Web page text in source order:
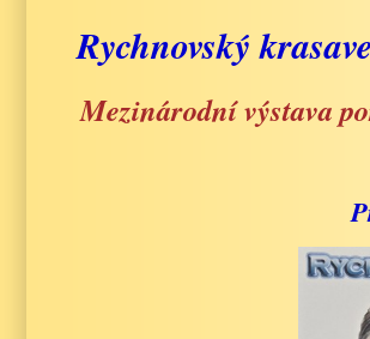
Rychnovský
Mezinárodní výstava